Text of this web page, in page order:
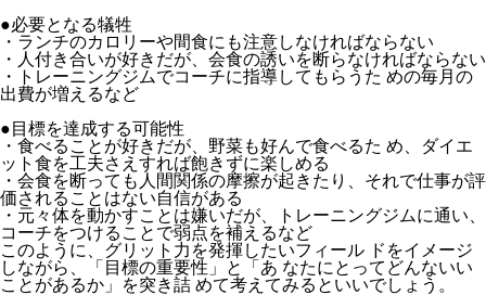
●必要となる犠牲
・ランチのカロリーや間食にも注意しなければならない
・人付き合いが好きだが、会食の誘いを断らなければならない
・トレーニングジムでコーチに指導してもらうた めの毎月の
出費が増えるなど
●目標を達成する可能性
・食べることが好きだが、野菜も好んで食べるた め、ダイエ
ット食を工夫さえすれば飽きずに楽しめる
・会食を断っても人間関係の摩擦が起きたり、それで仕事が評
価されることはない自信がある
・元々体を動かすことは嫌いだが、トレーニングジムに通い、
コーチをつけることで弱点を補えるなど
このように、グリット力を発揮したいフィール ドをイメージ
しながら、「目標の重要性」と「あ なたにとってどんないい
ことがあるか」を突き詰 めて考えてみるといいでしょう。